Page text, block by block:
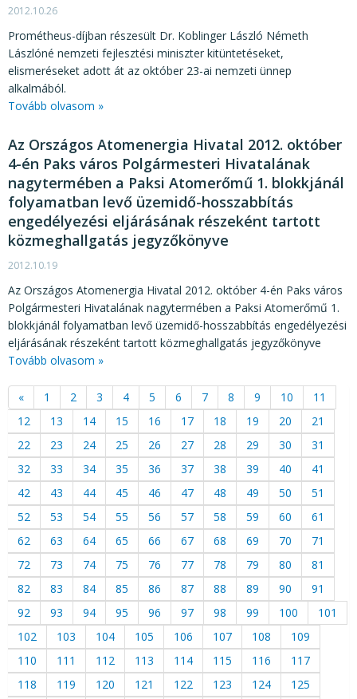
2012.10.26
Prométheus-díjban részesült Dr. Koblinger László Németh
Lászlóné nemzeti fejlesztési miniszter kitüntetéseket,
elismeréseket adott át az október 23-ai nemzeti ünnep
alkalmából.
Tovább olvasom »
Az Országos Atomenergia Hivatal 2012. október
4-én Paks város Polgármesteri Hivatalának
nagytermében a Paksi Atomerőmű 1. blokkjánál
folyamatban levő üzemidő-hosszabbítás
engedélyezési eljárásának részeként tartott
közmeghallgatás jegyzőkönyve
2012.10.19
Az Országos Atomenergia Hivatal 2012. október 4-én Paks város
Polgármesteri Hivatalának nagytermében a Paksi Atomerőmű 1.
blokkjánál folyamatban levő üzemidő-hosszabbítás engedélyezési
eljárásának részeként tartott közmeghallgatás jegyzőkönyve
Tovább olvasom »
« 1 2 3 4 5 6 7 8 9 10
11
12
13 14 15 16 17 18 19 20
21
22
23 24 25 26 27 28 29 30
31
32
33 34 35 36 37 38 39 40
41
42
43 44 45 46 47 48 49 50
51
52
53 54 55 56 57 58 59 60
61
62
63 64 65 66 67 68 69 70
71
72
73 74 75 76 77 78 79 80
81
82
83 84 85 86 87 88 89 90
91
92
93 94 95 96 97 98 99 100
101
102
103 104 105 106 107 108
109
110
111 112 113 114 115 116
117
118
119 120 121 122 123 124
125